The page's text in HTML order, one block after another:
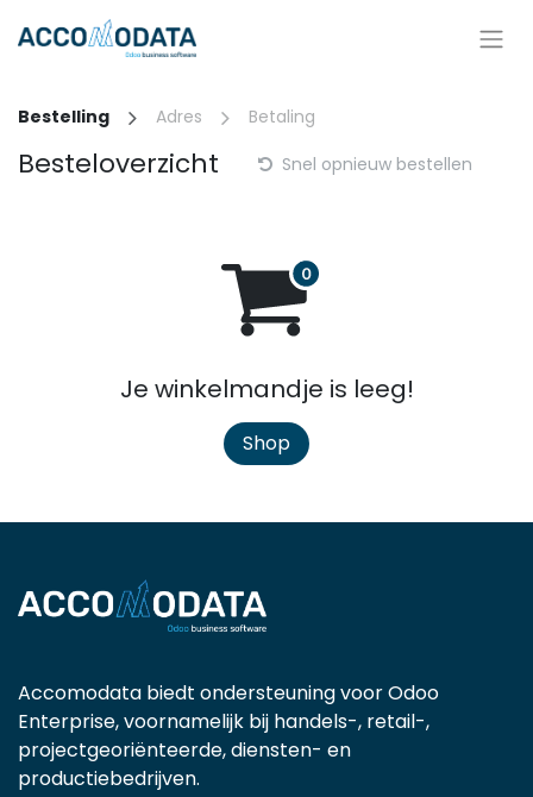
Overslaan naar inhoud
Bestelling Adres Betaling
Besteloverzicht Snel opnieuw bestellen
Je winkelmandje is leeg!
Shop
Accomodata biedt ondersteuning voor Odoo
Enterprise, voornamelijk bij handels-, retail-,
projectgeoriënteerde, diensten- en
productiebedrijven.